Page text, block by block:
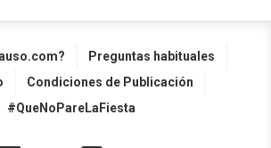
Preguntas habituales
Condiciones de Publicación
#QueNoPareLaFiesta